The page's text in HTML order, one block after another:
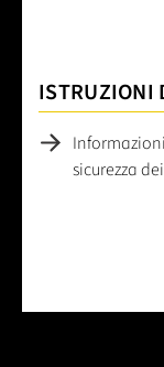
ISTRUZIONI
sicurezza